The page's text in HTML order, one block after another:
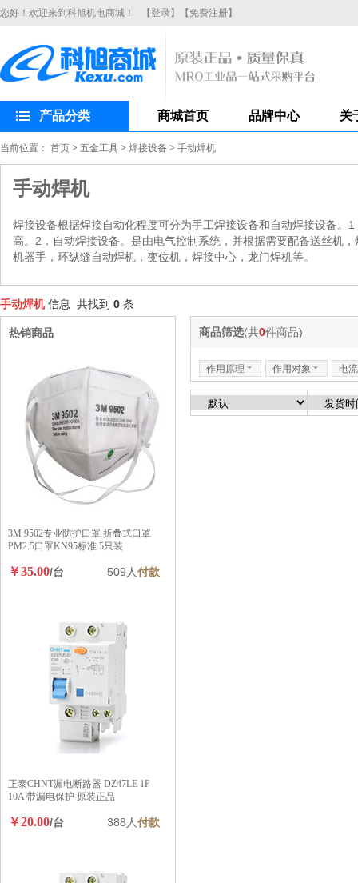
您好！欢迎来到科旭机电商城！ 【登录】 【免费注册】
产品分类 商城首页 品牌中心 关
当前位置： 首页 > 五金工具 > 焊接设备 > 手动焊机
手动焊机
焊接设备根据焊接自动化程度可分为手工焊接设备和自动焊接设备
高。2．自动焊接设备。是由电气控制系统，并根据需要配备送丝机
机器手，环纵缝自动焊机，变位机，焊接中心，龙门焊机等。
手动焊机信息 共找到 0 条
商品筛选(共0件商品)
作用原理 6 作用对象 6 电流
热销商品
3M 9502专业防护口罩 折叠式口罩
PM2.5口罩KN95标准 5只装
￥35.00/台 509人付款
正泰CHNT漏电断路器 DZ47LE 1P
10A 带漏电保护 原装正品
￥20.00/台 388人付款